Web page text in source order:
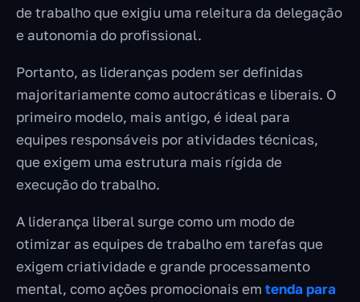
de trabalho que exigiu uma releitura da delegação
e autonomia do profissional.
Portanto, as lideranças podem ser definidas
majoritariamente como autocráticas e liberais. O
primeiro modelo, mais antigo, é ideal para
equipes responsáveis por atividades técnicas,
que exigem uma estrutura mais rígida de
execução do trabalho.
A liderança liberal surge como um modo de
otimizar as equipes de trabalho em tarefas que
exigem criatividade e grande processamento
mental, como ações promocionais em tenda para